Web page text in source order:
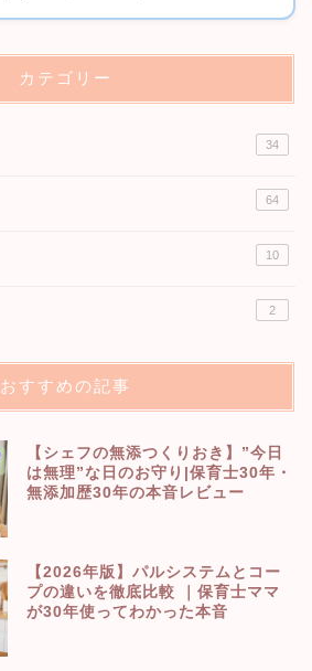
カテゴリー
34
64
10
2
おすすめの記事
【シェフの無添つくりおき】”今日
は無理”な日のお守り|保育士30年・
無添加歴30年の本音レビュー
【2026年版】パルシステムとコー
プの違いを徹底比較 ｜保育士ママ
が30年使ってわかった本音